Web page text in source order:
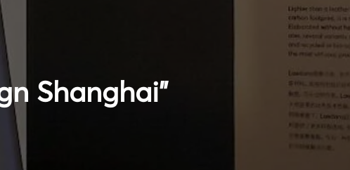
Shanghai”